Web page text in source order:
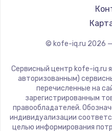
ROCKET
© kofe-iq.ru 2026
Сервисный центр kofe-iq.ru
авторизованным)
перечисленные на
зарегистрированным
правообладателей.
индивидуализации
целью информирования